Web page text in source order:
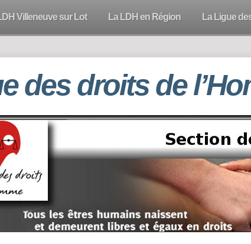
Villeneuve sur Lot La LDH en Région La Ligue
des droits de